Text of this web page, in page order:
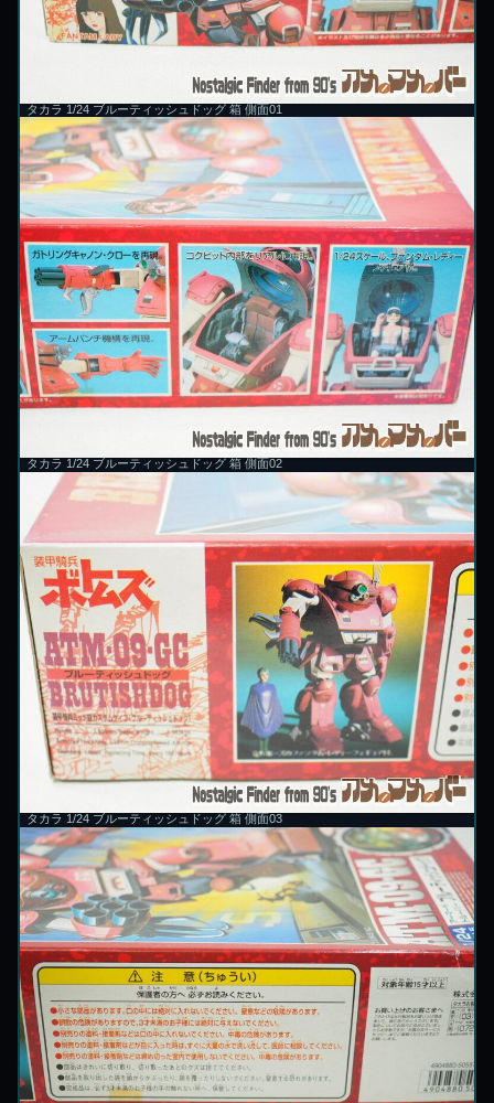
タカラ 1/24 ブルーティッシュドッグ 箱 側面01
タカラ 1/24 ブルーティッシュドッグ 箱 側面02
タカラ 1/24 ブルーティッシュドッグ 箱 側面03